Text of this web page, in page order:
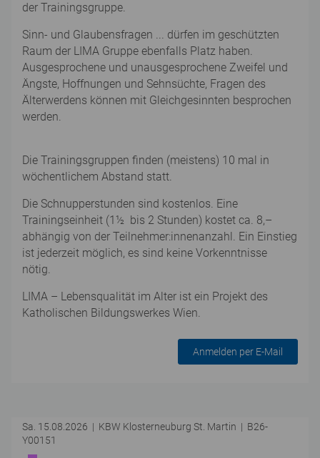
der Trainingsgruppe.
Sinn- und Glaubensfragen ... dürfen im geschützten
Raum der LIMA Gruppe ebenfalls Platz haben.
Ausgesprochene und unausgesprochene Zweifel und
Ängste, Hoffnungen und Sehnsüchte, Fragen des
Älterwerdens können mit Gleichgesinnten besprochen
werden.
Die Trainingsgruppen finden (meistens) 10 mal in
wöchentlichem Abstand statt.
Die Schnupperstunden sind kostenlos. Eine
Trainingseinheit (1½ bis 2 Stunden) kostet ca. 8,–
abhängig von der Teilnehmer:innenanzahl. Ein Einstieg
ist jederzeit möglich, es sind keine Vorkenntnisse
nötig.
LIMA – Lebensqualität im Alter ist ein Projekt des
Katholischen Bildungswerkes Wien.
Anmelden per E-Mail
Sa. 15.08.2026 | KBW Klosterneuburg St. Martin | B26-
Y00151